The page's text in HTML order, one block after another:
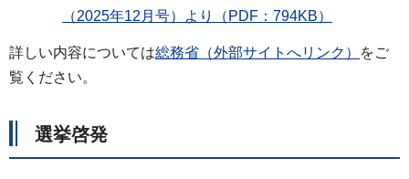
（2025年12月号）より（PDF：794KB）
詳しい内容については総務省（外部サイトへリンク）
をご
覧ください。
選挙啓発